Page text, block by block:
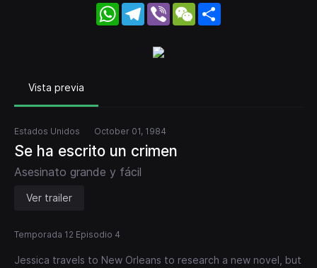
WhatsApp
Telegram
Viber WeChat
Vista previa
Estados Unidos October 01, 1984
Se ha escrito un crimen
Asesinato grande y fácil
Ver trailer
Temporada 12 Episodio 4
Jessica travels to New Orleans to research a new novel, but